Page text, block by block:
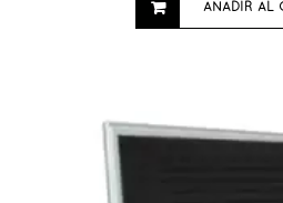
AÑADIR AL